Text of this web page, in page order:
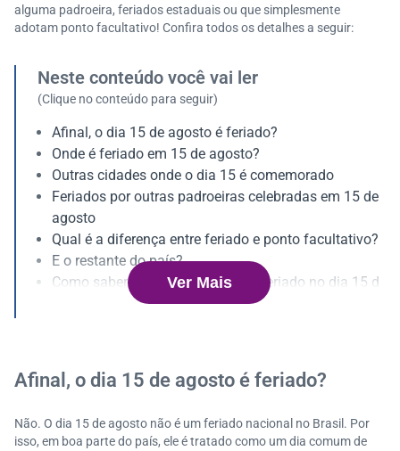
alguma padroeira, feriados estaduais ou que simplesmente
adotam ponto facultativo! Confira todos os detalhes a seguir:
Neste conteúdo você vai ler
(Clique no conteúdo para seguir)
Afinal, o dia 15 de agosto é feriado?
Onde é feriado em 15 de agosto?
Outras cidades onde o dia 15 é comemorado
Feriados por outras padroeiras celebradas em 15 de
agosto
Qual é a diferença entre feriado e ponto facultativo?
E o restante do país?
Como saber se a sua cidade tem feriado no dia 15 d
Ver Mais
Afinal, o dia 15 de agosto é feriado?
Não. O dia 15 de agosto não é um feriado nacional no Brasil. Por
isso, em boa parte do país, ele é tratado como um dia comum de